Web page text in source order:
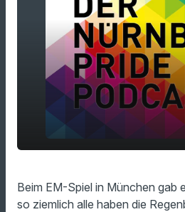
play_arrow jetzt gilt es zu handeln!
00:00
Beim EM-Spiel in München gab
so ziemlich alle haben die